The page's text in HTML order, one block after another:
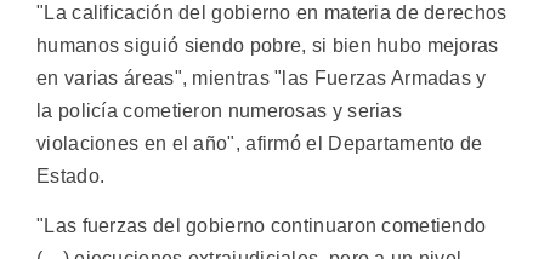
"La calificación del gobierno en materia de derechos
humanos siguió siendo pobre, si bien hubo mejoras
en varias áreas", mientras "las Fuerzas Armadas y
la policía cometieron numerosas y serias
violaciones en el año", afirmó el Departamento de
Estado.
"Las fuerzas del gobierno continuaron cometiendo